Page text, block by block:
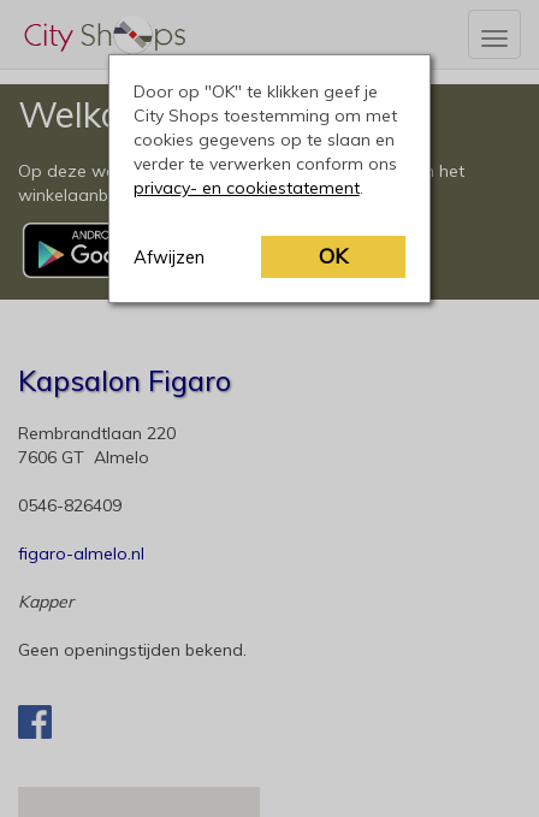
Welkom
Op deze website vindt u een compleet overzicht van het
winkelaanbod in Almelo en omgeving.
Kapsalon Figaro
Rembrandtlaan 220
7606 GT Almelo
0546-826409
figaro-almelo.nl
Kapper
Geen openingstijden bekend.
Door op "OK" te klikken geef je
City Shops toestemming om met
cookies gegevens op te slaan en
verder te verwerken conform ons
privacy- en cookiestatement.
Afwijzen OK